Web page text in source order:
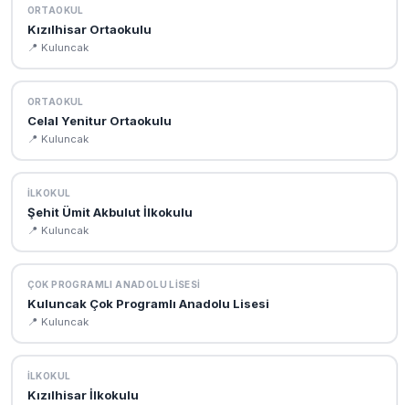
ORTAOKUL
Kızılhisar Ortaokulu
📍 Kuluncak
ORTAOKUL
Celal Yenitur Ortaokulu
📍 Kuluncak
İLKOKUL
Şehit Ümit Akbulut İlkokulu
📍 Kuluncak
ÇOK PROGRAMLI ANADOLU LISESI
Kuluncak Çok Programlı Anadolu Lisesi
📍 Kuluncak
İLKOKUL
Kızılhisar İlkokulu